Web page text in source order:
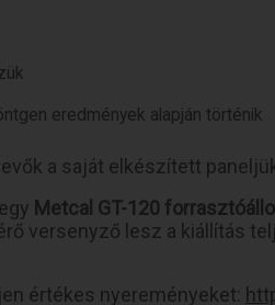
eredmények alapján történik
a saját elkészített
Metcal GT-120
versenyző lesz a kiállítás
értékes nyereményeket: